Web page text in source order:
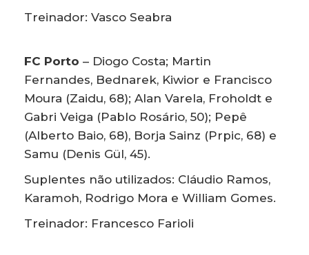
Treinador: Vasco Seabra
FC Porto – Diogo Costa; Martin
Fernandes, Bednarek, Kiwior e Francisco
Moura (Zaidu, 68); Alan Varela, Froholdt e
Gabri Veiga (Pablo Rosário, 50); Pepê
(Alberto Baio, 68), Borja Sainz (Prpic, 68) e
Samu (Denis Gül, 45).
Suplentes não utilizados: Cláudio Ramos,
Karamoh, Rodrigo Mora e William Gomes.
Treinador: Francesco Farioli